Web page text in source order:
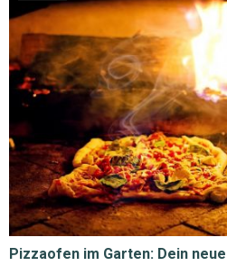
Pizzaofen im Garten: Dein